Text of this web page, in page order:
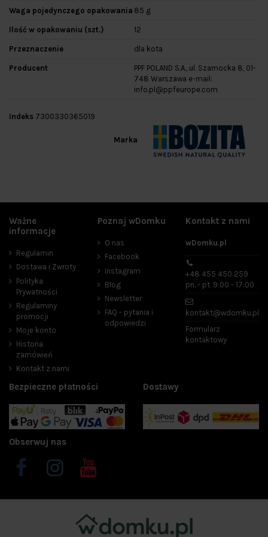
Waga pojedynczego opakowania 85 g
Ilość w opakowaniu (szt.) 12
Przeznaczenie dla kota
Producent
PPF POLAND S.A., ul. Szamocka 8, 01-
748 Warszawa e-mail:
info.pl@ppfeurope.com
Marka
Indeks 7300330365019
Ważne
informacje
Regulamin
Dostawa i Zwroty
Polityka
Prywatności
Regulaminy
promocji
Moje konto
Historia
zamówień
Kontakt z nami
Poznaj wDomku
O nas
Facebook
Instagram
Blog
Newsletter
FAQ - pytania i
odpowiedzi
Kontakt z nami
wDomku.pl
+48 455 450 259
pn. - pt. 9:00 - 17:00
kontakt@wdomku.pl
Formularz
kontaktowy
Bezpieczne płatności Dostawy
Obserwuj nas